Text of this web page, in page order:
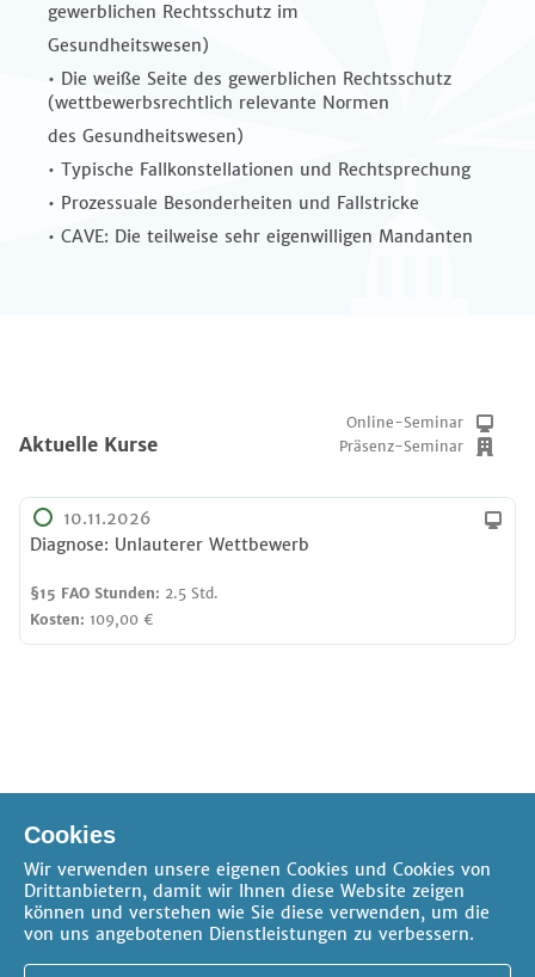
gewerblichen Rechtsschutz im
Gesundheitswesen)
• Die weiße Seite des gewerblichen Rechtsschutz
(wettbewerbsrechtlich relevante Normen
des Gesundheitswesen)
• Typische Fallkonstellationen und Rechtsprechung
• Prozessuale Besonderheiten und Fallstricke
• CAVE: Die teilweise sehr eigenwilligen Mandanten
Aktuelle Kurse
Online-Seminar
Präsenz-Seminar
10.11.2026
Diagnose: Unlauterer Wettbewerb
§15 FAO Stunden: 2.5 Std.
Kosten: 109,00 €
Verfügbare Pakete
Cookies
Wir verwenden unsere eigenen Cookies und Cookies von
Drittanbietern, damit wir Ihnen diese Website zeigen
können und verstehen wie Sie diese verwenden, um die
von uns angebotenen Dienstleistungen zu verbessern.